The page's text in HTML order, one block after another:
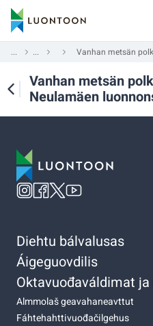
... ...
Vanhan metsän
Neulamäen
Diehtu bálvalusas
Áigeguovdilis
Oktavuođaváldimat
Almmolaš geavahaneavttut
Fáhtehahttivuođačilgehus